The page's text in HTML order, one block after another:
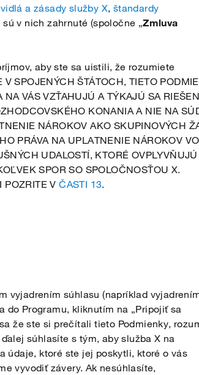
a zásady služby X, štandardy
v nich zahrnuté (spoločne „Zmluva
aby ste sa uistili, že rozumiete
SPOJENÝCH ŠTÁTOCH, TIETO
VÁS VZŤAHUJÚ A TÝKAJÚ SA
KONANIA A NIE NA
NÁROKOV AKO SKUPINOVÝCH
PRÁVA NA UPLATNENIE NÁROKOV
UDALOSTÍ, KTORÉ OVPLYVŇUJÚ
SPOR SO SPOLOČNOSŤOU X.
POZRITE VČASTI 13.
vyjadrením súhlasu (napríklad
do Programu, kliknutím na „Pripojiť sa
že ste si prečítali tieto Podmienky,
súhlasíte s tým, aby služba X na
údaje, ktoré ste jej poskytli, ktoré o vás
vyvodiť závery. Ak nesúhlasíte,